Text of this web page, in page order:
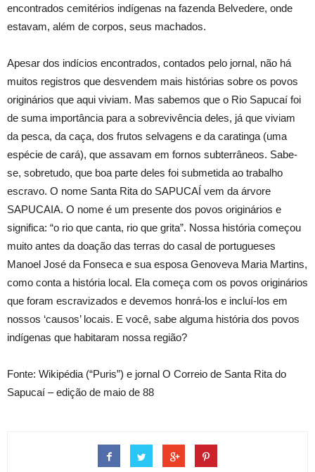
encontrados cemitérios indígenas na fazenda Belvedere, onde
estavam, além de corpos, seus machados.
Apesar dos indícios encontrados, contados pelo jornal, não há
muitos registros que desvendem mais histórias sobre os povos
originários que aqui viviam. Mas sabemos que o Rio Sapucaí foi
de suma importância para a sobrevivência deles, já que viviam
da pesca, da caça, dos frutos selvagens e da caratinga (uma
espécie de cará), que assavam em fornos subterrâneos. Sabe-
se, sobretudo, que boa parte deles foi submetida ao trabalho
escravo. O nome Santa Rita do SAPUCAÍ vem da árvore
SAPUCAIA. O nome é um presente dos povos originários e
significa: “o rio que canta, rio que grita”. Nossa história começou
muito antes da doação das terras do casal de portugueses
Manoel José da Fonseca e sua esposa Genoveva Maria Martins,
como conta a história local. Ela começa com os povos originários
que foram escravizados e devemos honrá-los e incluí-los em
nossos ‘causos’ locais. E você, sabe alguma história dos povos
indígenas que habitaram nossa região?
Fonte: Wikipédia (“Puris”) e jornal O Correio de Santa Rita do
Sapucaí – edição de maio de 88